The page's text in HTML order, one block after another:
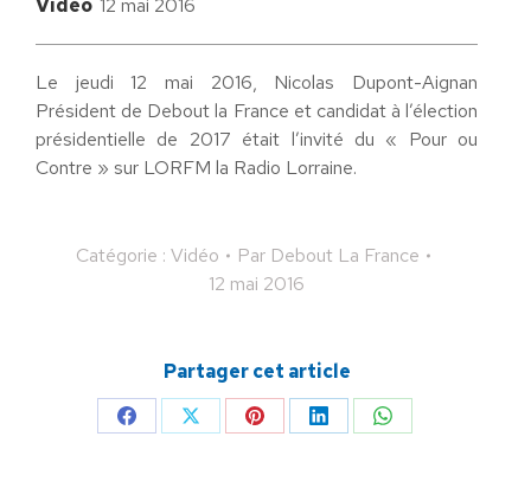
Vidéo 12 mai 2016
Le jeudi 12 mai 2016, Nicolas Dupont-Aignan
Président de Debout la France et candidat à l’élection
présidentielle de 2017 était l’invité du « Pour ou
Contre » sur LORFM la Radio Lorraine.
Catégorie : Vidéo Par Debout La France
12 mai 2016
Partager cet article
PartagerPartagerPartagerPartagerPartager